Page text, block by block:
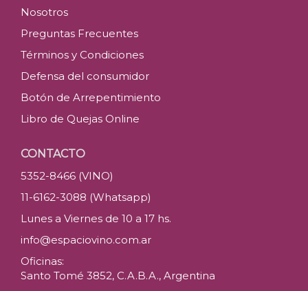
Nosotros
Preguntas Frecuentes
Términos y Condiciones
Defensa del consumidor
Botón de Arrepentimiento
Libro de Quejas Online
CONTACTO
5352-8466 (VINO)
11-6162-3088 (Whatsapp)
Lunes a Viernes de 10 a 17 hs.
info@espaciovino.com.ar
Oficinas:
Santo Tomé 3852, C.A.B.A., Argentina